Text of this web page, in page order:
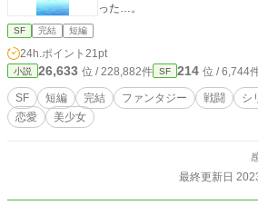
った…。
SF 完結 短編
24h.ポイント 21pt
小説 26,633 位 / 228,882件 SF 214 位 / 6,744
SF 短編 完結 ファンタジー 戦闘 シ
恋愛
美少女
最終更新日